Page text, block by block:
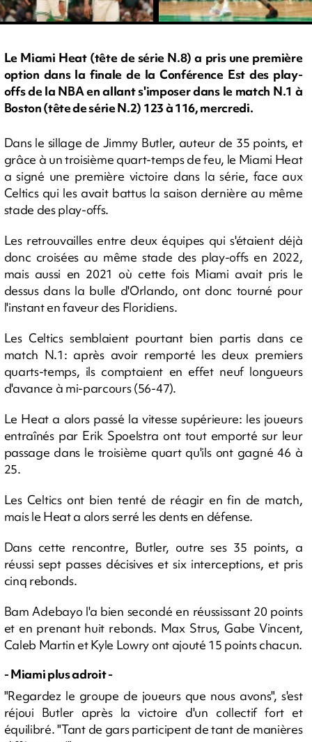
Le Miami Heat (tête de série N.8) a pris une première
option dans la finale de la Conférence Est des play-
offs de la NBA en allant s'imposer dans le match N.1 à
Boston (tête de série N.2) 123 à 116, mercredi.
Dans le sillage de Jimmy Butler, auteur de 35 points, et
grâce à un troisième quart-temps de feu, le Miami Heat
a signé une première victoire dans la série, face aux
Celtics qui les avait battus la saison dernière au même
stade des play-offs.
Les retrouvailles entre deux équipes qui s'étaient déjà
donc croisées au même stade des play-offs en 2022,
mais aussi en 2021 où cette fois Miami avait pris le
dessus dans la bulle d'Orlando, ont donc tourné pour
l'instant en faveur des Floridiens.
Les Celtics semblaient pourtant bien partis dans ce
match N.1: après avoir remporté les deux premiers
quarts-temps, ils comptaient en effet neuf longueurs
d'avance à mi-parcours (56-47).
Le Heat a alors passé la vitesse supérieure: les joueurs
entraînés par Erik Spoelstra ont tout emporté sur leur
passage dans le troisième quart qu'ils ont gagné 46 à
25.
Les Celtics ont bien tenté de réagir en fin de match,
mais le Heat a alors serré les dents en défense.
Dans cette rencontre, Butler, outre ses 35 points, a
réussi sept passes décisives et six interceptions, et pris
cinq rebonds.
Bam Adebayo l'a bien secondé en réussissant 20 points
et en prenant huit rebonds. Max Strus, Gabe Vincent,
Caleb Martin et Kyle Lowry ont ajouté 15 points chacun.
- Miami plus adroit -
"Regardez le groupe de joueurs que nous avons", s'est
réjoui Butler après la victoire d'un collectif fort et
équilibré. "Tant de gars participent de tant de manières